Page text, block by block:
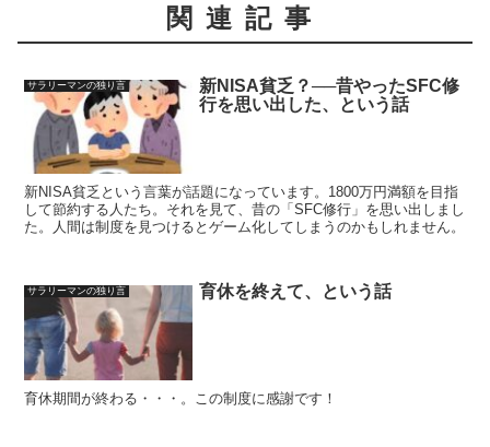
関連記事
サラリーマンの独り言
新NISA貧乏？──昔やったSFC修
行を思い出した、という話
新NISA貧乏という言葉が話題になっています。1800万円満額を目指
して節約する人たち。それを見て、昔の「SFC修行」を思い出しまし
た。人間は制度を見つけるとゲーム化してしまうのかもしれません。
サラリーマンの独り言 育休を終えて、という話
育休期間が終わる・・・。この制度に感謝です！